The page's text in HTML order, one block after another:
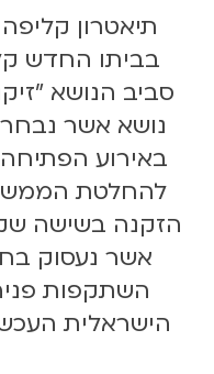
תיאטרון
סביב הנושא
נושא אשר
להחלטת
הזקנה בשישה
אשר נעסוק
השתקפות
הישראלית